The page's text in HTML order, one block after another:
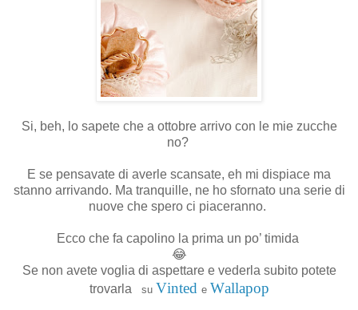
Si, beh, lo sapete che a ottobre arrivo con le mie zucche
no?
E se pensavate di averle scansate, eh mi dispiace ma
stanno arrivando. Ma tranquille, ne ho sfornato una serie di
nuove che spero ci piaceranno.
Ecco che fa capolino la prima un po’ timida
😂
Se non avete voglia di aspettare e vederla subito potete
trovarla
su Vinted e Wallapop